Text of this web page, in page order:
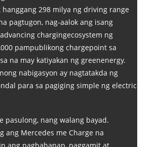
hanggang 298 milya ng driving range
pagtugon, nag-aalok ang isang
chargingecosystem ng
pampublikong chargepoint sa
na may katiyakan ng greenenergy.
nabigasyon ay nagtatakda ng
para sa pagiging simple ng electric
pasulong, nang walang bayad.
ang Mercedes me Charge na